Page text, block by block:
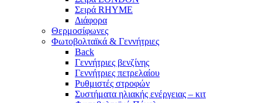
Σειρά RHYME
Διάφορα
Θερμοσίφωνες
Φωτοβολταϊκά & Γεννήτριες
Back
Γεννήτριες βενζίνης
Γεννήτριες πετρελαίου
Ρυθμιστές στροφών
Συστήματα ηλιακής ενέργειας – κιτ